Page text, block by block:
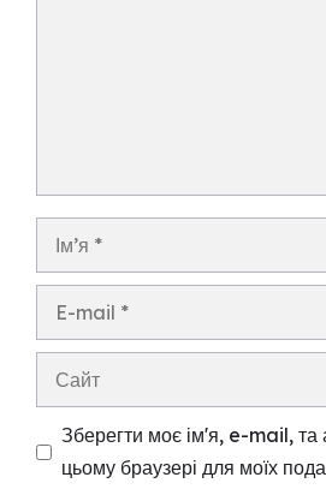
Ім’я
Сайт
Зберегти моє ім'я, e-mail, та
цьому браузері для моїх